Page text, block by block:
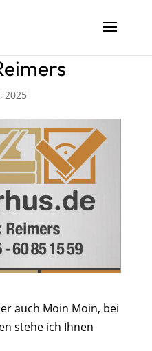
2025
auch Moin Moin, bei
stehe ich Ihnen